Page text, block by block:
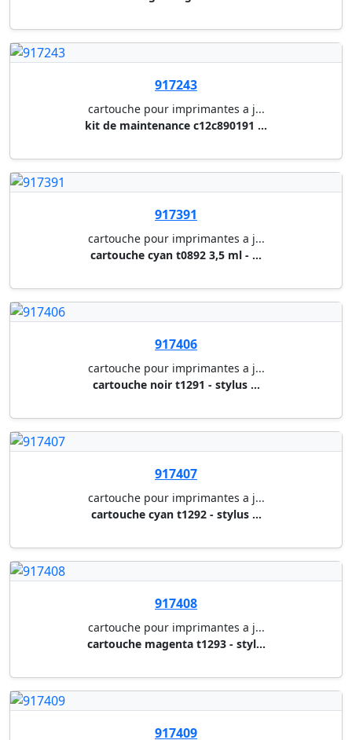
917406
cartouche pour imprimantes a j...
cartouche noir t1291 - stylus ...
917407
cartouche pour imprimantes a j...
cartouche cyan t1292 - stylus ...
cartouche pour imprimantes a j...
cartouche magenta t1293 - styl...
917409
cartouche pour imprimantes a j...
cartouche jaune t1294 - stylus...
917410
multipack bcmy t1295 - stylus ...
917412
cartouche pour imprimantes a j...
917413